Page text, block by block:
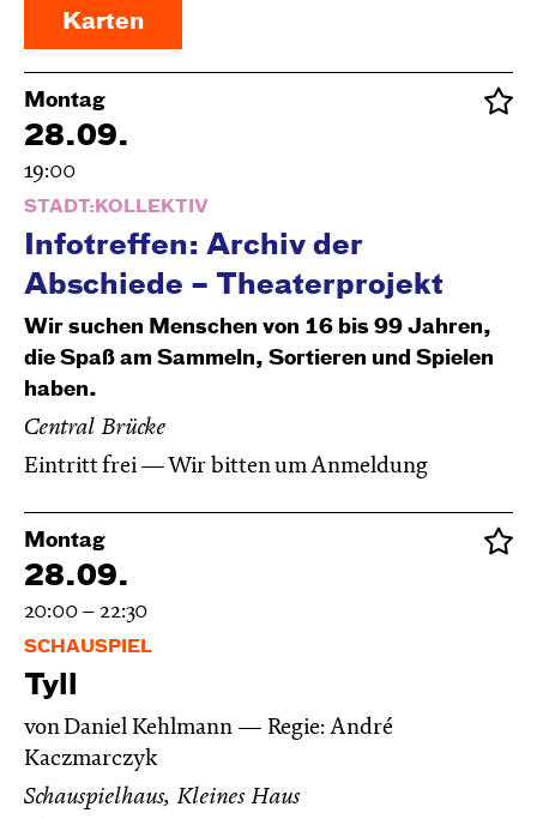
Karten
Montag
28.09.
19:00
STADT:KOLLEKTIV
Infotreffen: Archiv der
Abschiede – Theaterprojekt
Wir suchen Menschen von 16 bis 99 Jahren,
die Spaß am Sammeln, Sortieren und Spielen
haben.
Central Brücke
Eintritt frei — Wir bitten um Anmeldung
Montag
28.09.
20:00 – 22:30
SCHAUSPIEL
Tyll
von Daniel Kehlmann
Regie: André
Kaczmarczyk
Schauspielhaus, Kleines Haus